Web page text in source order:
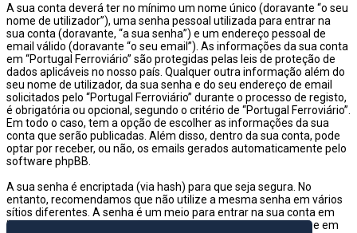
A sua conta deverá ter no mínimo um nome único (doravante “o seu
nome de utilizador”), uma senha pessoal utilizada para entrar na
sua conta (doravante, “a sua senha”) e um endereço pessoal de
email válido (doravante “o seu email”). As informações da sua conta
em “Portugal Ferroviário” são protegidas pelas leis de proteção de
dados aplicáveis no nosso país. Qualquer outra informação além do
seu nome de utilizador, da sua senha e do seu endereço de email
solicitados pelo “Portugal Ferroviário” durante o processo de registo,
é obrigatória ou opcional, segundo o critério de “Portugal Ferroviário”.
Em todo o caso, tem a opção de escolher as informações da sua
conta que serão publicadas. Além disso, dentro da sua conta, pode
optar por receber, ou não, os emails gerados automaticamente pelo
software phpBB.
A sua senha é encriptada (via hash) para que seja segura. No
entanto, recomendamos que não utilize a mesma senha em vários
sítios diferentes. A senha é um meio para entrar na sua conta em
“Portugal Ferroviário”, então por favor guarde-a com cuidado e em